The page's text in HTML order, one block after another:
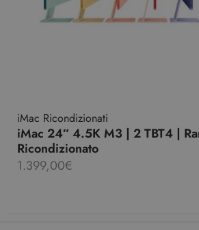
iMac Ricondizionati
iMac 24″ 4.5K M3 | 2 TBT4 |
Ricondizionato
1.399,00€